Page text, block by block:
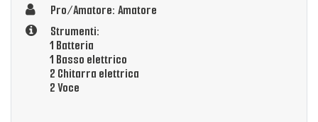
Pro/Amatore: Amatore
Strumenti:
1 Batteria
1 Basso elettrico
2 Chitarra elettrica
2 Voce